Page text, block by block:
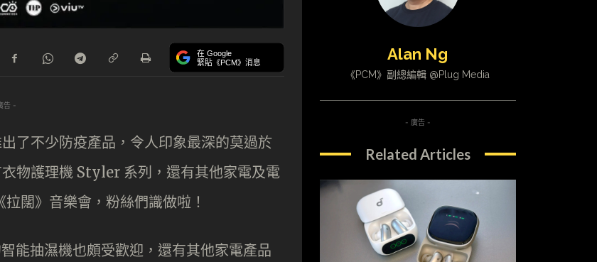
在 Google
緊貼《PCM》消息
告 -
了不少防疫產品，令人印象最深的莫過於
物護理機 Styler 系列，還有其他家電及電
闊》音樂會，粉絲們識做啦！
能抽濕機也頗受歡迎，還有其他家電產品
Alan Ng
《PCM》副總編輯 @Plug Media
- 廣告 -
Related Articles